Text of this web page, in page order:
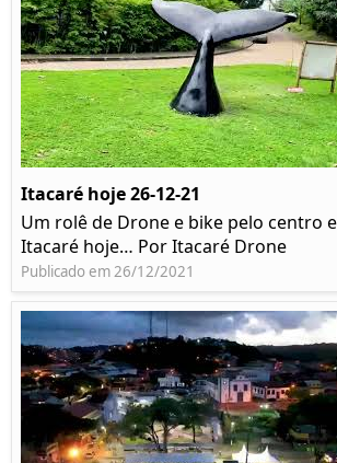
Itacaré hoje 26-12-21
Um rolê de Drone e bike pelo centro
Itacaré hoje… Por Itacaré Drone
Publicado em 26/12/2021